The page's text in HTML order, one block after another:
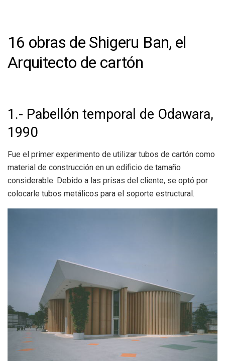
16 obras de Shigeru Ban, el
Arquitecto de cartón
1.- Pabellón temporal de Odawara,
1990
Fue el primer experimento de utilizar tubos de cartón como
material de construcción en un edificio de tamaño
considerable. Debido a las prisas del cliente, se optó por
colocarle tubos metálicos para el soporte estructural.